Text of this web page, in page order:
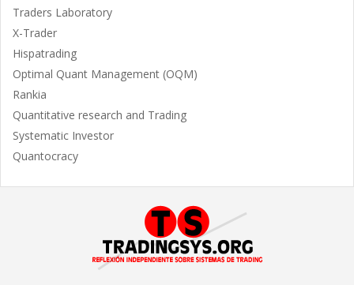
Traders Laboratory
X-Trader
Hispatrading
Optimal Quant Management (OQM)
Rankia
Quantitative research and Trading
Systematic Investor
Quantocracy